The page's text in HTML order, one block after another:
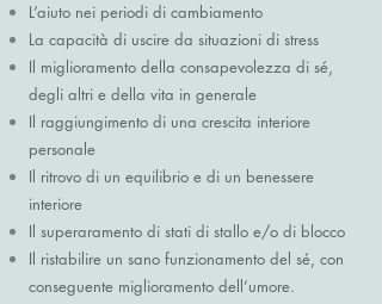
L’aiuto nei periodi di cambiamento
La capacità di uscire da situazioni di stress
Il miglioramento della consapevolezza di sé,
degli altri e della vita in generale
Il raggiungimento di una crescita interiore
personale
Il ritrovo di un equilibrio e di un benessere
interiore
Il superaramento di stati di stallo e/o di blocco
Il ristabilire un sano funzionamento del sé, con
conseguente miglioramento dell’umore.